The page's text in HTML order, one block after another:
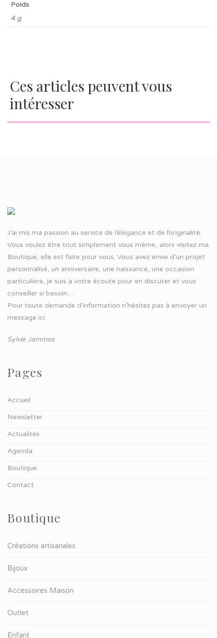
Poids
4 g
Ces articles peuvent vous
intéresser
J’ai mis ma passion au service de l’élégance et de l’originalité.
Vous voulez être tout simplement vous même, alors visitez ma
Boutique, elle est faite pour vous. Vous avez envie d’un projet
personnalisé, un anniversaire, une naissance, une occasion
particulière, je suis à votre écoute pour en discuter et vous
conseiller si besoin…
Pour toute demande d’information n’hésitez pas à envoyer un
message ici
Sylvie Jammes
Pages
Accueil
Newsletter
Actualités
Agenda
Boutique
Contact
Boutique
Créations artisanales
Bijoux
Accessoires Maison
Outlet
Enfant